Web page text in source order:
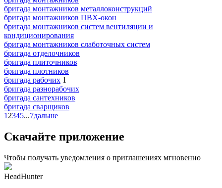
бригада монтажников металлоконструкций
бригада монтажников ПВХ-окон
бригада монтажников систем вентиляции и
кондиционирования
бригада монтажников слаботочных систем
бригада отделочников
бригада плиточников
бригада плотников
бригада рабочих 1
бригада разнорабочих
бригада сантехников
бригада сварщиков
1 2345...7дальше
Скачайте приложение
Чтобы получать уведомления о приглашениях мгновенно
HeadHunter